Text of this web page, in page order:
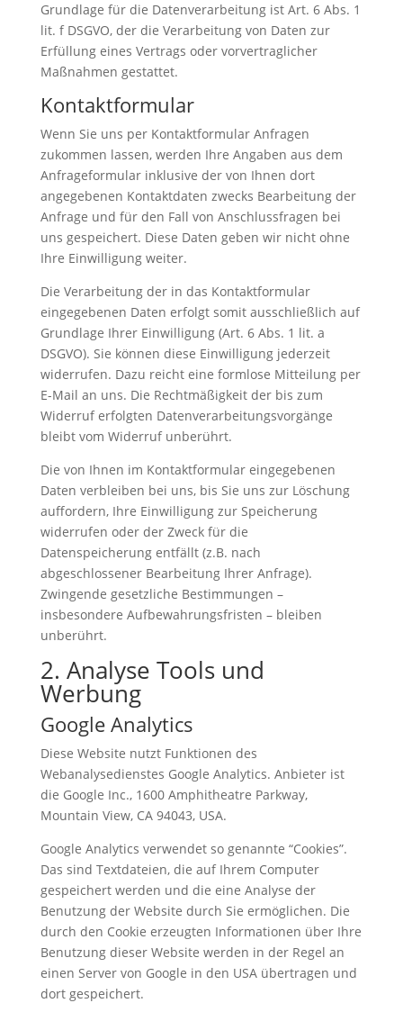
Grundlage für die Datenverarbeitung ist Art. 6 Abs. 1
lit. f DSGVO, der die Verarbeitung von Daten zur
Erfüllung eines Vertrags oder vorvertraglicher
Maßnahmen gestattet.
Kontaktformular
Wenn Sie uns per Kontaktformular Anfragen
zukommen lassen, werden Ihre Angaben aus dem
Anfrageformular inklusive der von Ihnen dort
angegebenen Kontaktdaten zwecks Bearbeitung der
Anfrage und für den Fall von Anschlussfragen bei
uns gespeichert. Diese Daten geben wir nicht ohne
Ihre Einwilligung weiter.
Die Verarbeitung der in das Kontaktformular
eingegebenen Daten erfolgt somit ausschließlich auf
Grundlage Ihrer Einwilligung (Art. 6 Abs. 1 lit. a
DSGVO). Sie können diese Einwilligung jederzeit
widerrufen. Dazu reicht eine formlose Mitteilung per
E-Mail an uns. Die Rechtmäßigkeit der bis zum
Widerruf erfolgten Datenverarbeitungsvorgänge
bleibt vom Widerruf unberührt.
Die von Ihnen im Kontaktformular eingegebenen
Daten verbleiben bei uns, bis Sie uns zur Löschung
auffordern, Ihre Einwilligung zur Speicherung
widerrufen oder der Zweck für die
Datenspeicherung entfällt (z.B. nach
abgeschlossener Bearbeitung Ihrer Anfrage).
Zwingende gesetzliche Bestimmungen –
insbesondere Aufbewahrungsfristen – bleiben
unberührt.
2. Analyse Tools und
Werbung
Google Analytics
Diese Website nutzt Funktionen des
Webanalysedienstes Google Analytics. Anbieter ist
die Google Inc., 1600 Amphitheatre Parkway,
Mountain View, CA 94043, USA.
Google Analytics verwendet so genannte “Cookies”.
Das sind Textdateien, die auf Ihrem Computer
gespeichert werden und die eine Analyse der
Benutzung der Website durch Sie ermöglichen. Die
durch den Cookie erzeugten Informationen über Ihre
Benutzung dieser Website werden in der Regel an
einen Server von Google in den USA übertragen und
dort gespeichert.